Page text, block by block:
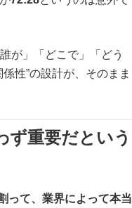
が」「どこで」「どう
性”の設計が、そのまま
ず重要だという
って、業界によって本当